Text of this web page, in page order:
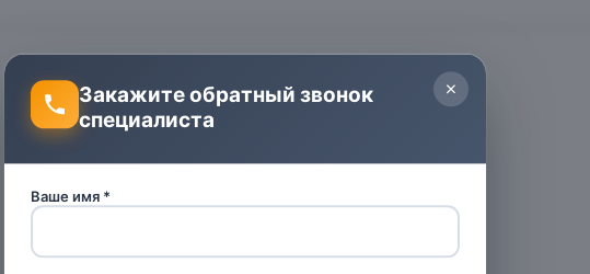
Закажите обратный звонок
специалиста
Ваше имя *